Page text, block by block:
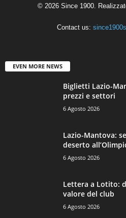
© 2026 Since 1900.
Contact us:
EVEN MORE NEWS
Biglietti Lazio-
prezzi e settori
6 Agosto 2026
Lazio-Mantova:
deserto
6 Agosto 2026
Lettera a Lotito:
valore del club
6 Agosto 2026